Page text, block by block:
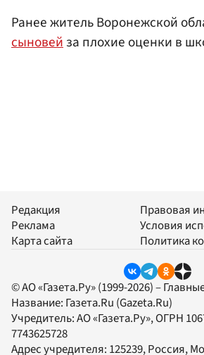
Ранее житель Воронежской
сыновейза плохие оценки в
Редакция
Реклама
Карта сайта
Правовая
Условия
Политика
© АО «Газета.Ру» (1999-2026) –
Название: Газета.Ru (Gazeta.Ru)
Учредитель:АО «Газета.Ру», ОГРН
7743625728
Адрес учредителя: 125239, Россия,